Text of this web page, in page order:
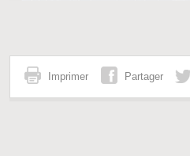
Imprimer Partager